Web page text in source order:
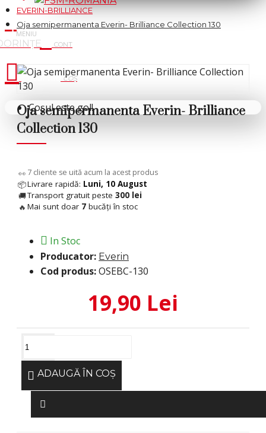
Cosul tau
Coșul este gol!
EVERIN-BRILLIANCE
Oja semipermanenta Everin- Brilliance Collection 130
Oja semipermanenta Everin- Brilliance
Collection 130
👀 11cliente se uită acum la acest produs
📦Livrare rapidă: Luni, 10 August
🚚Transport gratuit peste 300 lei
🔥 Mai sunt doar 7 bucăți în stoc
In Stoc
Producator: Everin
Cod produs:OSEBC-130
19,90 Lei
ADAUGĂ ÎN COŞ